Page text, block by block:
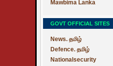
Mawbima Lanka
GOVT OFFICIAL SITES
News. தமிழ்
Defence. தமிழ்
Nationalsecurity